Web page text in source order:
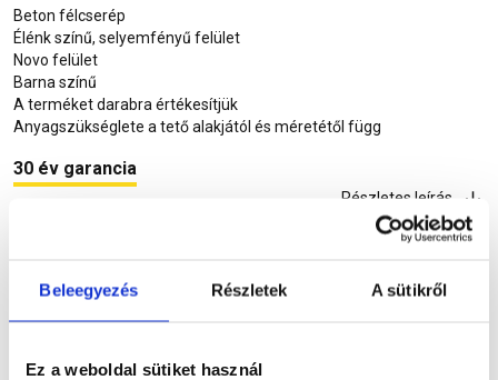
Beleegyezés Részletek A sütikről
Ez a weboldal sütiket használ
Beton félcserép
Élénk színű, selyemfényű felület
Novo felület
Barna színű
A terméket darabra értékesítjük
Anyagszükséglete a tető alakjától és méretétől függ
30 év garancia
Részletes leírás
Szükséged lehet rá